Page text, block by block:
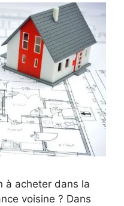
à acheter dans la
voisine ? Dans